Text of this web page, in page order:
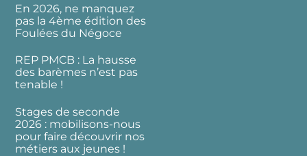
En 2026, ne manquez
pas la 4ème édition des
Foulées du Négoce
REP PMCB : La hausse
des barèmes n’est pas
tenable !
Stages de seconde
2026 : mobilisons-nous
pour faire découvrir nos
métiers aux jeunes !